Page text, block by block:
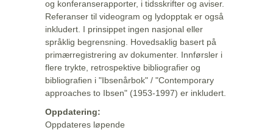
og konferanserapporter, i tidsskrifter og aviser.
Referanser til videogram og lydopptak er også
inkludert. I prinsippet ingen nasjonal eller
språklig begrensning. Hovedsaklig basert på
primærregistrering av dokumenter. Innførsler i
flere trykte, retrospektive bibliografier og
bibliografien i "Ibsenårbok" / "Contemporary
approaches to Ibsen" (1953-1997) er inkludert.
Oppdatering:
Oppdateres løpende